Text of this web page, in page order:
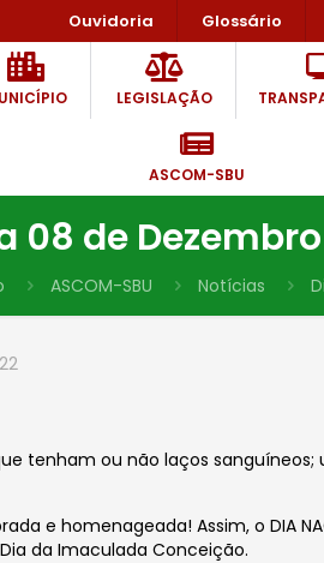
Ouvidoria Glossário
LEGISLAÇÃO
ASCOM-SBU
08 de
ASCOM-SBU Notícias
tenham ou não laços
e homenageada! Assim, o DIA
da Imaculada Conceição.